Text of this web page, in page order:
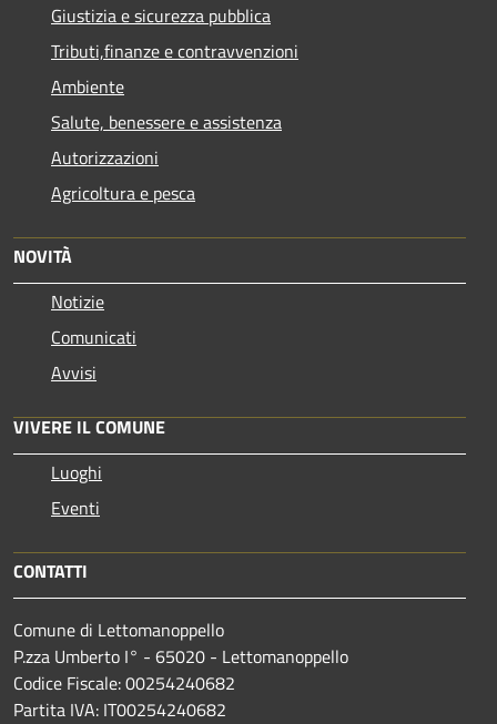
Giustizia e sicurezza pubblica
Tributi,finanze e contravvenzioni
Ambiente
Salute, benessere e assistenza
Autorizzazioni
Agricoltura e pesca
NOVITÀ
Notizie
Comunicati
Avvisi
VIVERE IL COMUNE
Luoghi
Eventi
CONTATTI
Comune di Lettomanoppello
P.zza Umberto I° - 65020 - Lettomanoppello
Codice Fiscale: 00254240682
Partita IVA: IT00254240682